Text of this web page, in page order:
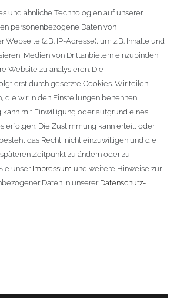
und ähnliche Technologien auf unserer
personenbezogene Daten von
Webseite (z.B. IP-Adresse), um z.B. Inhalte und
Medien von Drittanbietern einzubinden
Website zu analysieren. Die
erst durch gesetzte Cookies. Wir teilen
die wir in den Einstellungen benennen.
kann mit Einwilligung oder aufgrund eines
erfolgen. Die Zustimmung kann erteilt oder
das Recht, nicht einzuwilligen und die
Zeitpunkt zu ändern oder zu
unser Impressum und weitere Hinweise zur
Daten in unserer Daten­schutz­